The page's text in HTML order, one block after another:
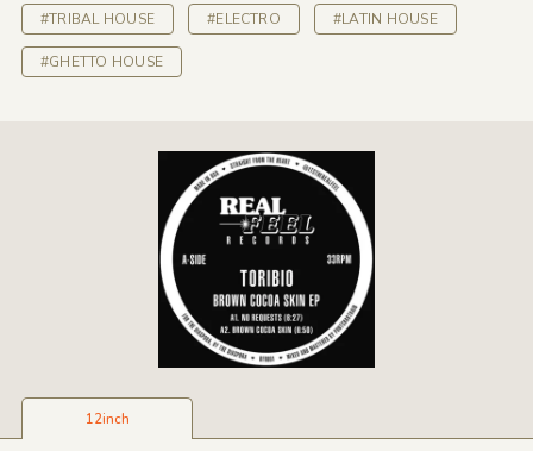
#TRIBAL HOUSE #ELECTRO #LATIN HOUSE
#GHETTO HOUSE
12inch